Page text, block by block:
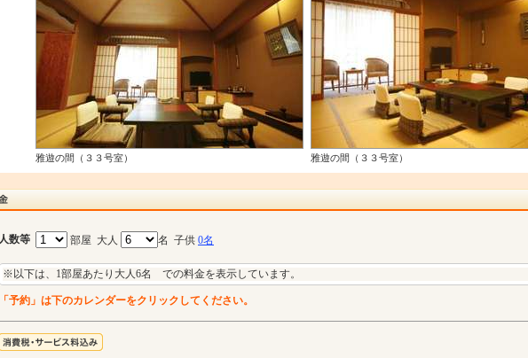
雅遊の間（３３号室） 雅遊の間（３３号室）
人数等 部屋 大人 名 子供 0名
※以下は、1部屋あたり大人6名 での料金を表示しています。
「予約」は下のカレンダーをクリックしてください。